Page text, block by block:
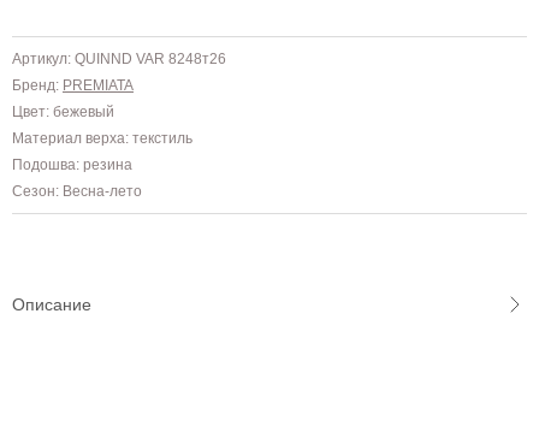
Артикул: QUINND VAR 8248т26
Бренд: PREMIATA
Цвет: бежевый
Материал верха: текстиль
Подошва: резина
Сезон: Весна-лето
Описание